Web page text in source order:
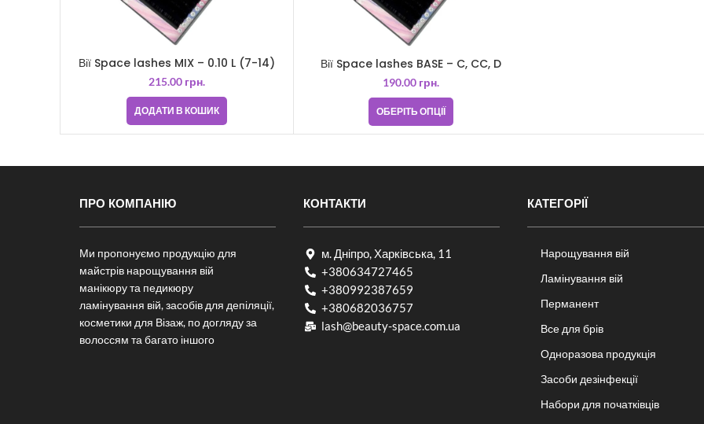
Вії Space lashes MIX – 0.10 L (7-14)
215.00 грн.
ДОДАТИ В КОШИК
Вії Space lashes BASE – C, CC, D
190.00 грн.
ОБЕРІТЬ ОПЦІЇ
ПРО КОМПАНІЮ
Ми пропонуємо продукцію для
майстрів нарощування вій
манікюру та педикюру
ламінування вій, засобів для депіляції,
косметики для Візаж, по догляду за
волоссям та багато іншого
КОНТАКТИ
м. Дніпро, Харківська, 11
+380634727465
+380992387659
+380682036757​
lash@beauty-space.com.ua
КАТЕГОРІЇ
Нарощування вій
Ламінування вій
Перманент
Все для брів
Одноразова продукція
Засоби дезінфекції
Набори для початківців